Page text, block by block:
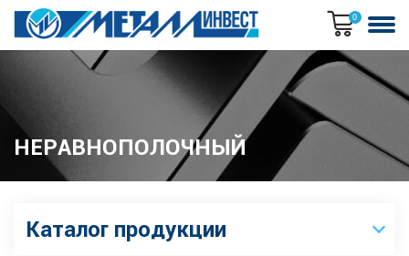
0
НЕРАВНОПОЛОЧНЫЙ
Каталог продукции